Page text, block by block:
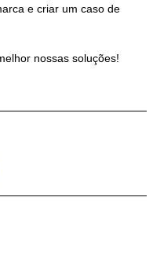
e criar um caso de
nossas soluções!